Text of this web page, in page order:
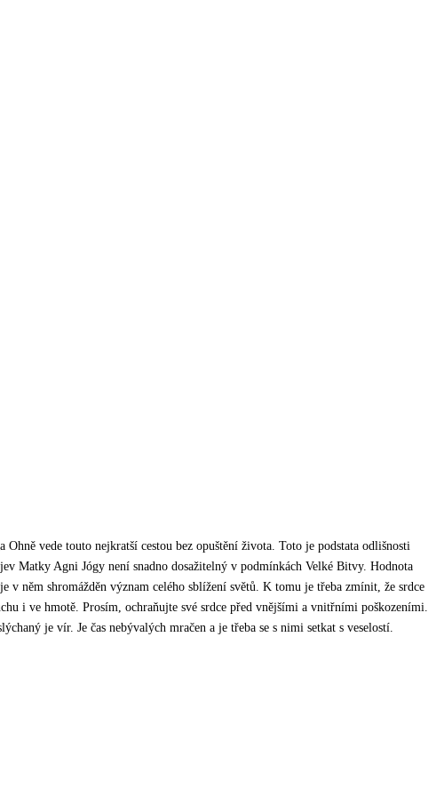
vede touto nejkratší cestou bez opuštění života. Toto je podstata odlišnosti
Matky Agni Jógy není snadno dosažitelný v podmínkách Velké Bitvy. Hodnota
v něm shromážděn význam celého sblížení světů. K tomu je třeba zmínit, že srdce
i ve hmotě. Prosím, ochraňujte své srdce před vnějšími a vnitřními poškozeními.
je vír. Je čas nebývalých mračen a je třeba se s nimi setkat s veselostí.